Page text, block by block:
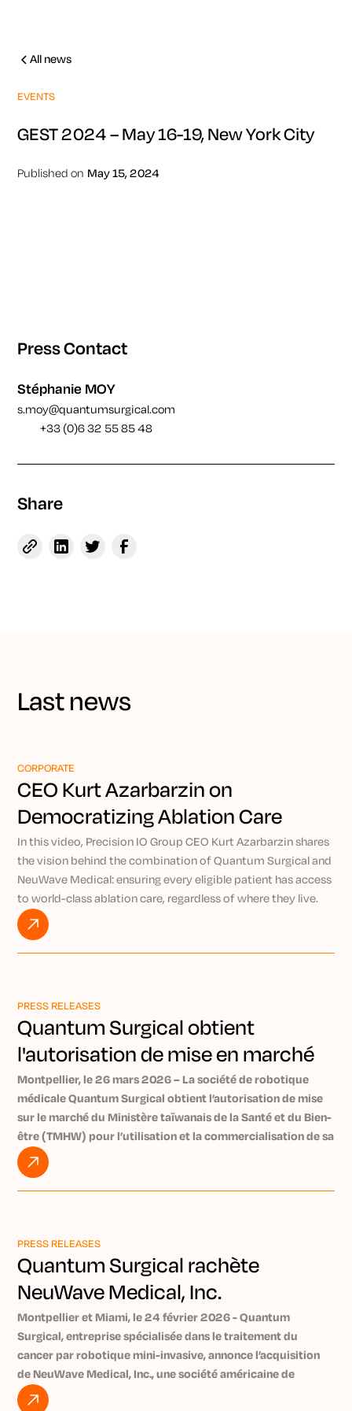
All news
EVENTS
GEST 2024 – May 16-19, New York City
Published on May 15, 2024
Press Contact
Stéphanie MOY
s.moy@quantumsurgical.com
+33 (0)6 32 55 85 48
Share
Last news
CORPORATE
CEO Kurt Azarbarzin on
Democratizing Ablation Care
Through Precision IO
In this video, Precision IO Group CEO Kurt Azarbarzin shares
the vision behind the combination of Quantum Surgical and
NeuWave Medical: ensuring every eligible patient has access
to world-class ablation care, regardless of where they live.
By pairing the AI-powered Epione® robotic platform with
NeuWave’s market-leading microwave ablation technology,
Kurt explains how Precision IO Group is working to bring
Watch VIDEO
PRESS RELEASES
Quantum Surgical obtient
l'autorisation de mise en marché
de Taïwan pour Epione
Montpellier, le 26 mars 2026 – La société de robotique
médicale Quantum Surgical obtient l’autorisation de mise
sur le marché du Ministère taïwanais de la Santé et du Bien-
être (TMHW) pour l’utilisation et la commercialisation de sa
plateforme robotique Epione® à Taïwan. Epione permet un
traitement précoce et peu invasif des tumeurs. Près de 140
000 nouveaux cas de cancer sont diagnostiqués chaque
et intelligence artificielle, qui développe la plateforme
robotique Epione, dédiée au traitement précoce des
tumeurs. Epione assiste les médecins lors des ablations
tumorales percutanées, où une ou plusieurs aiguilles sont
insérées à travers la peau pour détruire la tumeur.
Epione permet aux praticiens de traiter des tumeurs
inopérables ou particulièrement difficiles d’accès, en raison
de leur taille ou de leur localisation, à un stade précoce, de
manière simple et efficace.
PRESS RELEASES
Quantum Surgical rachète
NeuWave Medical, Inc.
Montpellier et Miami, le 24 février 2026 - Quantum
Surgical, entreprise spécialisée dans le traitement du
cancer par robotique mini-invasive, annonce l’acquisition
de NeuWave Medical, Inc., une société américaine de
dispositifs médicaux utilisés dans plus de 70 % des